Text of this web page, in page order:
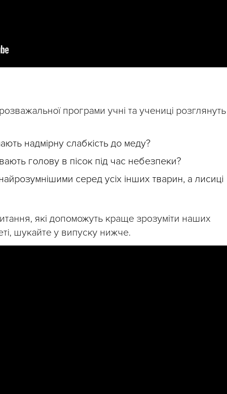
програми учні та учениці розглянуть
надмірну слабкість до меду?
голову в пісок під час небезпеки?
серед усіх інших тварин, а лисиці
які допоможуть краще зрозуміти наших
шукайте у випуску нижче.